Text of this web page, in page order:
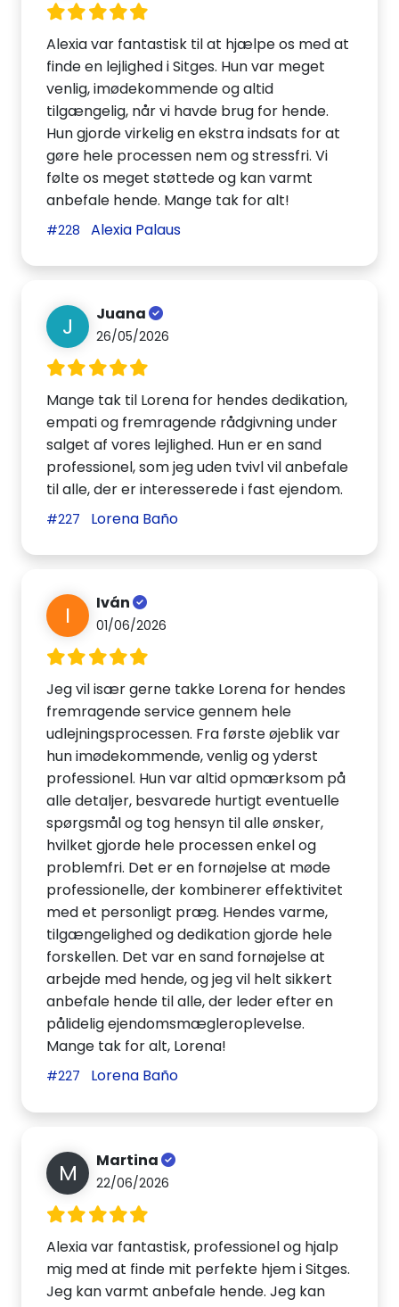
Alexia var fantastisk til at hjælpe os med at
finde en lejlighed i Sitges. Hun var meget
venlig, imødekommende og altid
tilgængelig, når vi havde brug for hende.
Hun gjorde virkelig en ekstra indsats for at
gøre hele processen nem og stressfri. Vi
følte os meget støttede og kan varmt
anbefale hende. Mange tak for alt!
#228 Alexia Palaus
J Juana
26/05/2026
Mange tak til Lorena for hendes dedikation,
empati og fremragende rådgivning under
salget af vores lejlighed. Hun er en sand
professionel, som jeg uden tvivl vil anbefale
til alle, der er interesserede i fast ejendom.
#227 Lorena Baño
I Iván
01/06/2026
Jeg vil især gerne takke Lorena for hendes
fremragende service gennem hele
udlejningsprocessen. Fra første øjeblik var
hun imødekommende, venlig og yderst
professionel. Hun var altid opmærksom på
alle detaljer, besvarede hurtigt eventuelle
spørgsmål og tog hensyn til alle ønsker,
hvilket gjorde hele processen enkel og
problemfri. Det er en fornøjelse at møde
professionelle, der kombinerer effektivitet
med et personligt præg. Hendes varme,
tilgængelighed og dedikation gjorde hele
forskellen. Det var en sand fornøjelse at
arbejde med hende, og jeg vil helt sikkert
anbefale hende til alle, der leder efter en
pålidelig ejendomsmægleroplevelse.
Mange tak for alt, Lorena!
#227 Lorena Baño
M Martina
22/06/2026
Alexia var fantastisk, professionel og hjalp
mig med at finde mit perfekte hjem i Sitges.
Jeg kan varmt anbefale hende. Jeg kan